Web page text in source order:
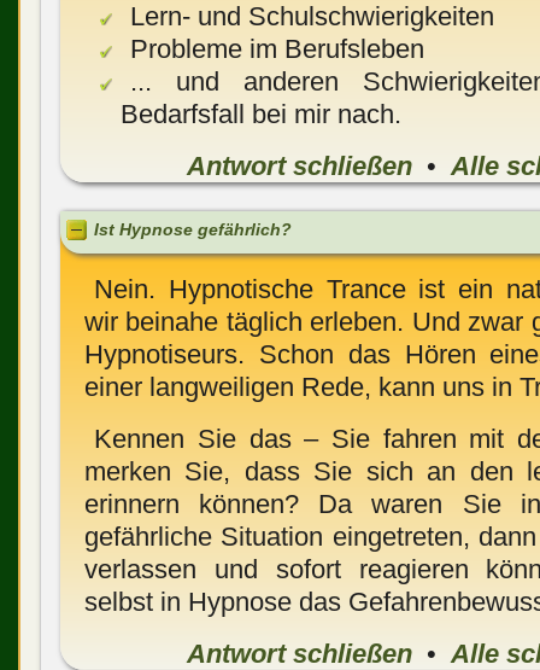
Lern- und Schulschwierigkeiten
Probleme im Berufsleben
... und anderen
Bedarfsfall bei mir nach.
Antwort schließen •Alle
Ist Hypnose gefährlich?
Nein. Hypnotische Trance ist ein
wir beinahe täglich erleben. Und zwar
Hypnotiseurs. Schon das Hören
einer langweiligen Rede, kann uns in
Kennen Sie das – Sie fahren mit
merken Sie, dass Sie sich an den
erinnern können? Da waren Sie
gefährliche Situation eingetreten,
verlassen und sofort reagieren
selbst in Hypnose das
Antwort schließen •Alle